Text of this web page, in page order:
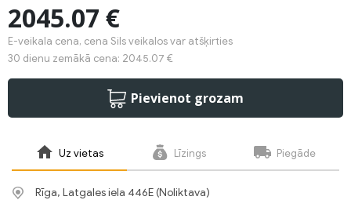
2045.07 €
E-veikala cena, cena Sils veikalos var atšķirties
30 dienu zemākā cena: 2045.07 €
Pievienot grozam
Uz vietas Līzings Piegāde
Rīga, Latgales iela 446E (Noliktava)